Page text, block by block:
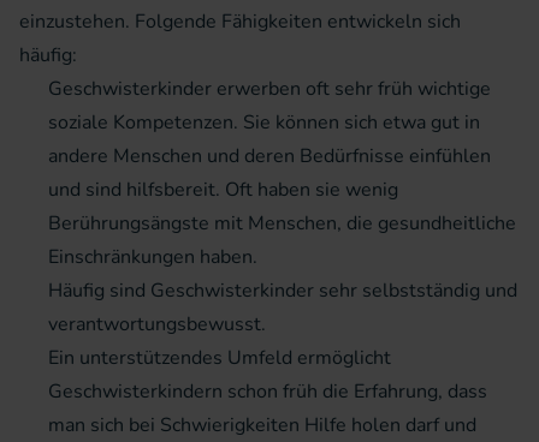
einzustehen. Folgende Fähigkeiten entwickeln sich
häufig:
Geschwisterkinder erwerben oft sehr früh wichtige
soziale Kompetenzen. Sie können sich etwa gut in
andere Menschen und deren Bedürfnisse einfühlen
und sind hilfsbereit. Oft haben sie wenig
Berührungsängste mit Menschen, die gesundheitliche
Einschränkungen haben.
Häufig sind Geschwisterkinder sehr selbstständig und
verantwortungsbewusst.
Ein unterstützendes Umfeld ermöglicht
Geschwisterkindern schon früh die Erfahrung, dass
man sich bei Schwierigkeiten Hilfe holen darf und